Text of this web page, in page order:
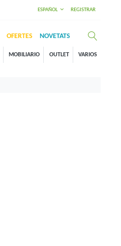
ESPAÑOL REGISTRAR
OFERTES NOVETATS
MOBILIARIO OUTLET VARIOS